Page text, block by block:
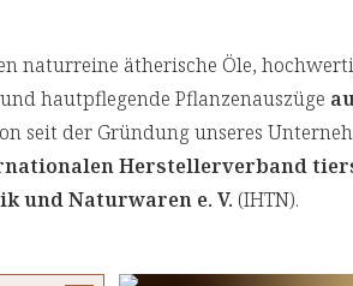
naturreine ätherische Öle,
hautpflegende Pflanzenauszüge
seit der Gründung unseres
Herstellerverband
und Naturwaren e. V. (IHTN).